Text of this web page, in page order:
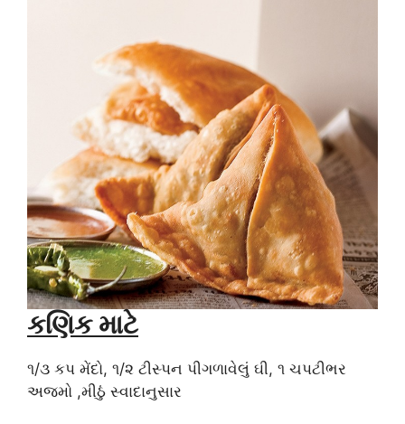
કણિક માટે
૧/૩ કપ મેંદો, ૧/૨ ટીસ્પન પીગળાવેલું ઘી, ૧ ચપટીભર
અજમો ,મીઠું સ્વાદાનુસાર